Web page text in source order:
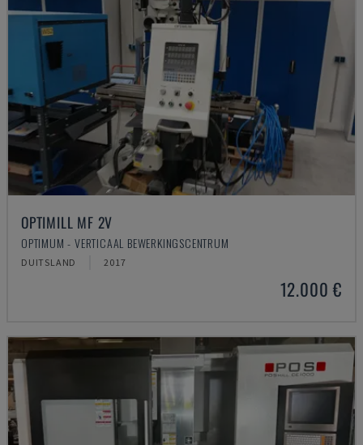
OPTIMILL MF 2V
OPTIMUM - VERTICAAL BEWERKINGSCENTRUM
DUITSLAND 2017
12.000 €